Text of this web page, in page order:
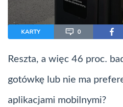
KARTY 0
Reszta, a więc 46 proc.
gotówkę lub nie ma
aplikacjami mobilnymi?